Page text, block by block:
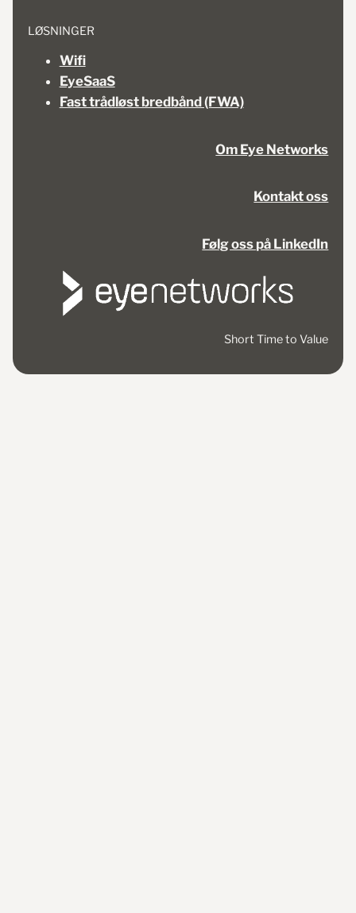
LØSNINGER
Wifi
EyeSaaS
Fast trådløst bredbånd (FWA)
Om Eye Networks
Kontakt oss
Følg oss på LinkedIn
Short Time to Value